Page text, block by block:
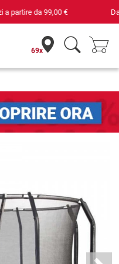
per il fitness domestico
69x